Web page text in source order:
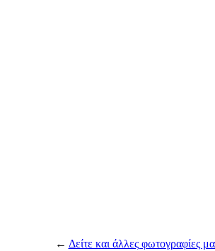
← Δείτε και άλλες φωτογραφίες